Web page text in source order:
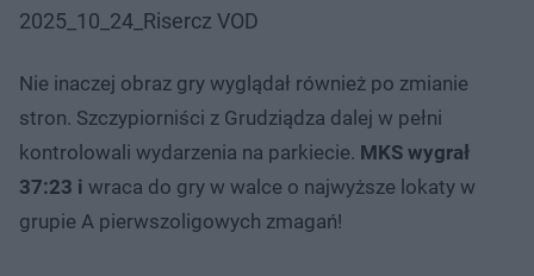
2025_10_24_Risercz VOD
Nie inaczej obraz gry wyglądał również po zmianie
stron. Szczypiorniści z Grudziądza dalej w pełni
kontrolowali wydarzenia na parkiecie. MKS wygrał
37:23 i wraca do gry w walce o najwyższe lokaty w
grupie A pierwszoligowych zmagań!